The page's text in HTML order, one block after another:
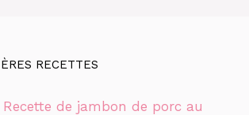
RECETTES
Recette de jambon de porc au